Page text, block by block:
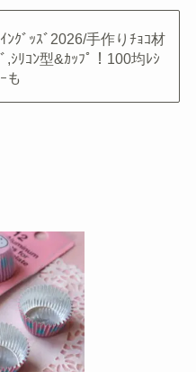
ﾝｸﾞｯｽﾞ2026/手作りﾁｮｺ材
,ｼﾘｺﾝ型&ｶｯﾌﾟ！100均ﾚｼ
も